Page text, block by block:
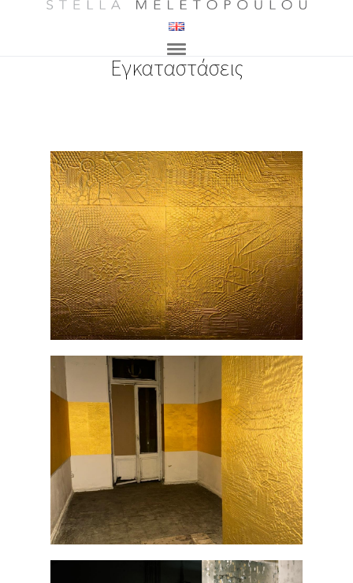
Εγκαταστάσεις